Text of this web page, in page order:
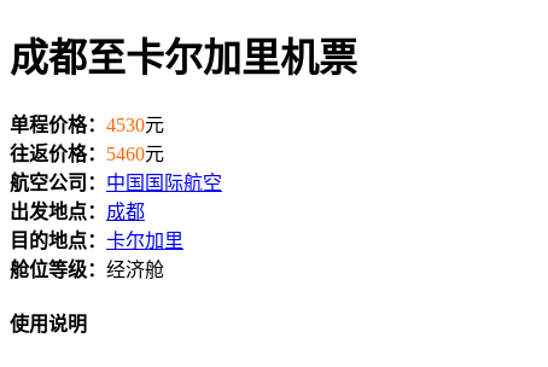
成都至卡尔加里机票
单程价格： 4530元
往返价格： 5460元
航空公司： 中国国际航空
出发地点： 成都
目的地点： 卡尔加里
舱位等级： 经济舱
使用说明